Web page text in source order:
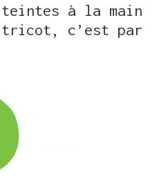
à la main
tricot, c’est par